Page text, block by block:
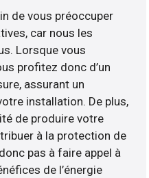
de vous préoccuper
car nous les
Lorsque vous
profitez donc d’un
assurant un
installation. De plus,
de produire votre
à la protection de
pas à faire appel à
de l’énergie